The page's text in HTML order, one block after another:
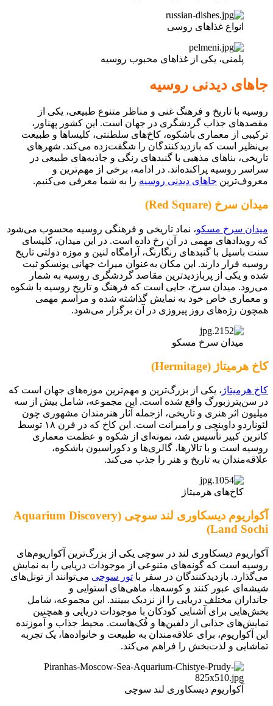
انواع غذاهای روسی
پلمنی، یکی از غذاهای محبوب روسیه
جاهای دیدنی روسیه
روسیه با تاریخ و فرهنگ غنی و مناظر متنوع طبیعی، یکی از
مقصدهای جذاب گردشگری در جهان است. این کشور پهناور،
ترکیبی از معماری باشکوه، کاخ‌های سلطنتی، کلیساها و طبیعت
بی‌نظیر است که بازدیدکنندگان را شگفت‌زده می‌کند. شهرهای
تاریخی، بناهای مذهبی با گنبدهای رنگی و جاذبه‌های طبیعی در
سراسر روسیه پراکنده‌اند. در ادامه، برخی از مهم‌ترین و
معروف‌ترین جاهای دیدنی روسیه را به شما معرفی می‌کنیم.
میدان سرخ (Red Square)
میدان سرخ مسکو، نماد تاریخی و فرهنگی روسیه محسوب می‌شود
که رویدادهای مهمی در آن رخ داده است. در این میدان، کلیسای
سنت باسیل با گنبدهای رنگارنگ، آرامگاه لنین و موزه دولتی تاریخ
روسیه قرار دارند. این مکان به‌عنوان میراث جهانی یونسکو ثبت
شده و یکی از پربازدیدترین مقاصد گردشگری روسیه به شمار
می‌رود. میدان سرخ، جایی است که فرهنگ و تاریخ روسیه با شکوه
و معماری خاص خود به نمایش گذاشته شده و مراسم مهمی
همچون رژه‌های روز پیروزی در آن برگزار می‌شود.
میدان سرخ مسکو
کاخ هرمیتاژ (Hermitage)
کاخ هرمیتاژ ، یکی از بزرگ‌ترین و مهم‌ترین موزه‌های جهان است که
در سن‌پترزبورگ واقع شده است. این مجموعه، شامل بیش از سه
میلیون اثر هنری و تاریخی، ازجمله آثار هنرمندان مشهوری چون
لئوناردو داوینچی و رامبرانت است. این کاخ که در قرن ۱۸ توسط
کاترین کبیر تأسیس شد، نمونه‌ای از شکوه و عظمت معماری
روسیه است و با تالارها، گالری‌ها و دکوراسیون باشکوه،
علاقه‌مندان به تاریخ و هنر را جذب می‌کند.
کاخ‌های هرمیتاژ
آکواریوم دیسکاوری لند سوچی (Aquarium Discovery
Land Sochi)
آکواریوم دیسکاوری لند در سوچی یکی از بزرگ‌ترین آکواریوم‌های
روسیه است که گونه‌های متنوعی از موجودات دریایی را به نمایش
می‌گذارد. بازدیدکنندگان در سفر با تور سوچی می‌توانند از تونل‌های
شیشه‌ای عبور کنند و کوسه‌ها، ماهی‌های استوایی و
جانداران مختلف دریایی را از نزدیک ببینند. این مجموعه، شامل
بخش‌هایی برای آشنایی کودکان با موجودات دریایی و همچنین
نمایش‌های جذابی از دلفین‌ها و فُک‌هاست. محیط جذاب و آموزنده
این آکواریوم، برای علاقه‌مندان به طبیعت و خانواده‌ها، یک تجربه
تماشایی و لذت‌بخش را فراهم می‌کند.
آکواریوم دیسکاوری لند سوچی